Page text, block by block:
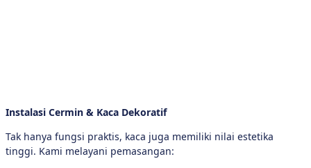
Instalasi Cermin & Kaca Dekoratif
Tak hanya fungsi praktis, kaca juga memiliki nilai estetika
tinggi. Kami melayani pemasangan: